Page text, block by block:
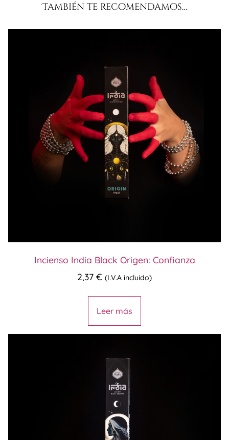
También te recomendamos…
Incienso India Black Origen: Confianza
2,37 € (I.V.A incluido)
Leer más